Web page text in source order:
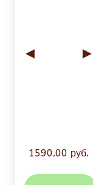
◄ ►
1590.00 руб.